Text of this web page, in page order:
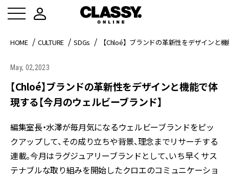
HOME CULTURE SDGs 【Chloé】ブランドの革新性をデザインと
May, 02,2023
【Chloé】ブランドの革新性をデザインと機能で体
現する【今月のウェルビーブランド】
編集室長・水澤が毎月気になるウェルビーブランドをピッ
クアップして、その成り立ちや背景、理念までリサーチする
連載。今月はラグジュアリーブランドとして、いち早くサス
テナブルな取り組みを開始したクロエのコミュニケーショ